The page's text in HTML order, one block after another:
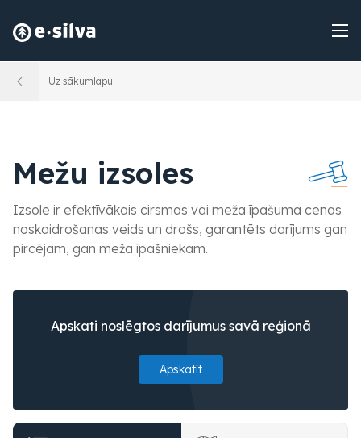
Uz sākumlapu
Mežu izsoles
Izsole ir efektīvākais cirsmas vai meža īpašuma cenas
noskaidrošanas veids un drošs, garantēts darījums gan
pircējam, gan meža īpašniekam.
Apskati noslēgtos darījumus savā reģionā
Apskatīt